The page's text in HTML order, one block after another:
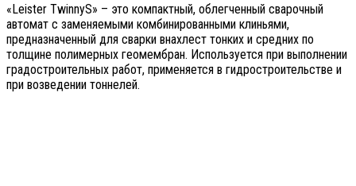
«Leister TwinnyS» – это компактный, облегченный сварочный
автомат с заменяемыми комбинированными клиньями,
предназначенный для сварки внахлест тонких и средних по
толщине полимерных геомембран. Используется при выполнении
градостроительных работ, применяется в гидростроительстве и
при возведении тоннелей.